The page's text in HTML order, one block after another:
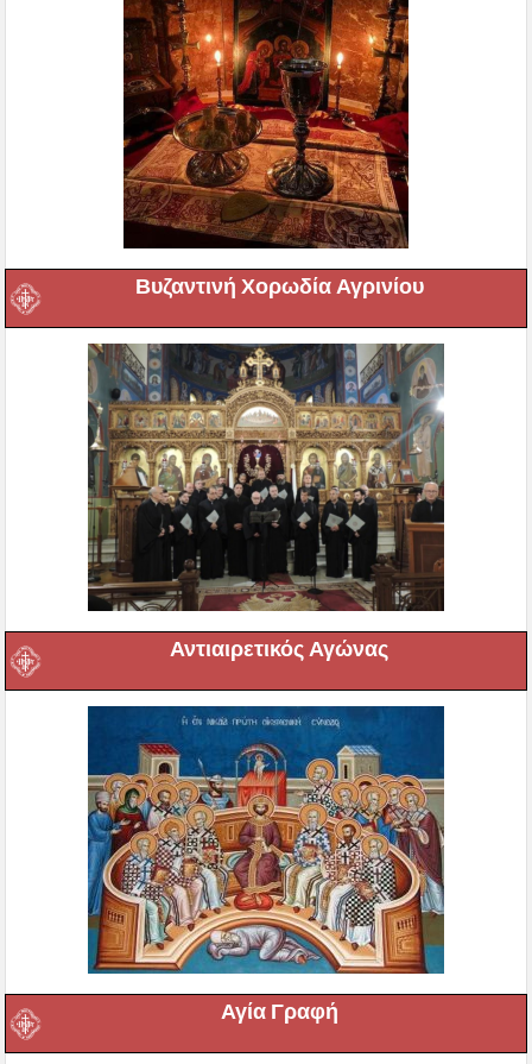
Βυζαντινή Χορωδία Αγρινίου
Αντιαιρετικός Αγώνας
Αγία Γραφή